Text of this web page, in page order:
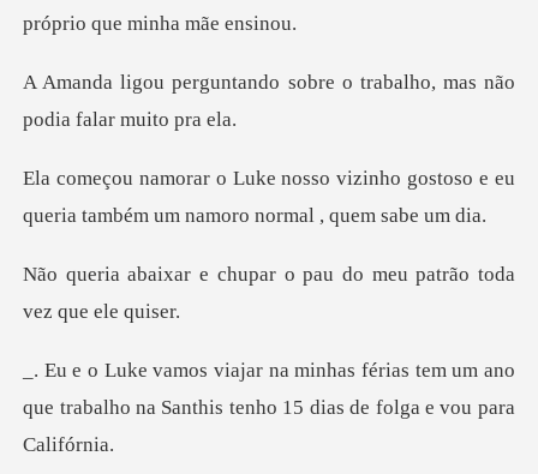
próp
sobre o trabalho, mas não
izinho gostoso e eu
queria também u
par o pau do meu patrão
ias tem um ano
que trabalho na Santhis ten